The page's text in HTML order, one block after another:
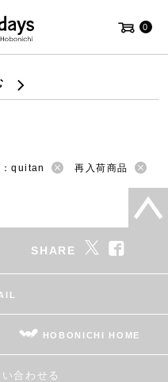
0
quitan 再入荷商品
SHARE
HOBONICHI HOME
合わせる